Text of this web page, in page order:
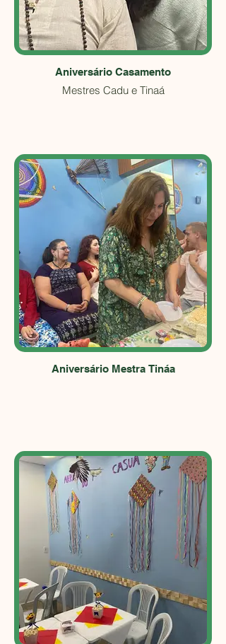
Aniversário Casamento
Mestres Cadu e Tinaá
Aniversário Mestra Tináa